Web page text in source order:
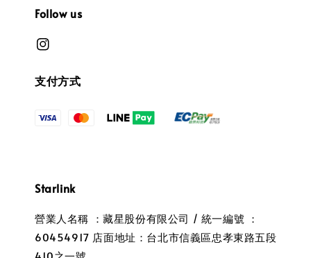
Follow us
支付方式
Starlink
營業人名稱 ：藏星股份有限公司 / 統一編號 ：
60454917 店面地址：台北市信義區忠孝東路五段